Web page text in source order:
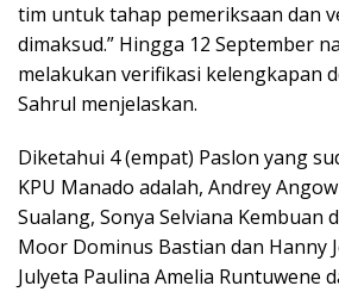
tim untuk tahap pemeriksaan dan
dimaksud.” Hingga 12 September
melakukan verifikasi kelengkapan
Sahrul menjelaskan.
Diketahui 4 (empat) Paslon yang
KPU Manado adalah, Andrey
Sualang, Sonya Selviana Kembuan
Moor Dominus Bastian dan Hanny
Julyeta Paulina Amelia Runtuwene